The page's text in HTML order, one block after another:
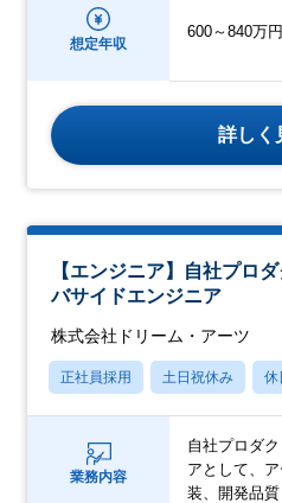
想定年収
600～840万円
詳しく
【エンジニア】自社プロ
バサイドエンジニア
株式会社ドリーム・アーツ
正社員採用 土日祝休み 休
業務内容
自社プロダ
アとして、
装、開発品